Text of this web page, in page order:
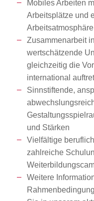
Mobiles Arbeiten
Arbeitsplätze und
Arbeitsatmosphäre
Zusammenarbeit
wertschätzende
gleichzeitig die
international
Sinnstiftende,
und Stärken
Vielfältige
zahlreiche
Weitere